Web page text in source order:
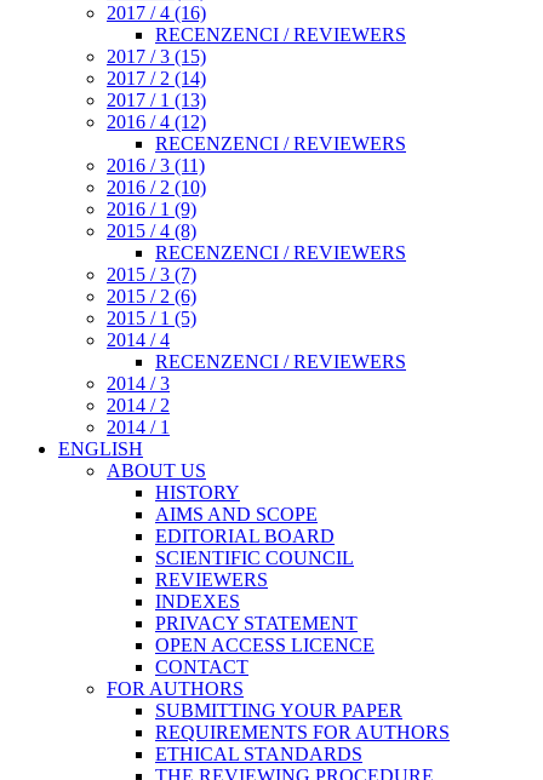
2017 / 4 (16)
RECENZENCI / REVIEWERS
2017 / 3 (15)
2017 / 2 (14)
2017 / 1 (13)
2016 / 4 (12)
RECENZENCI / REVIEWERS
2016 / 3 (11)
2016 / 2 (10)
2016 / 1 (9)
2015 / 4 (8)
RECENZENCI / REVIEWERS
2015 / 3 (7)
2015 / 2 (6)
2015 / 1 (5)
2014 / 4
RECENZENCI / REVIEWERS
2014 / 3
2014 / 2
2014 / 1
ENGLISH
ABOUT US
HISTORY
AIMS AND SCOPE
EDITORIAL BOARD
SCIENTIFIC COUNCIL
REVIEWERS
INDEXES
PRIVACY STATEMENT
OPEN ACCESS LICENCE
CONTACT
FOR AUTHORS
SUBMITTING YOUR PAPER
REQUIREMENTS FOR AUTHORS
ETHICAL STANDARDS
THE REVIEWING PROCEDURE